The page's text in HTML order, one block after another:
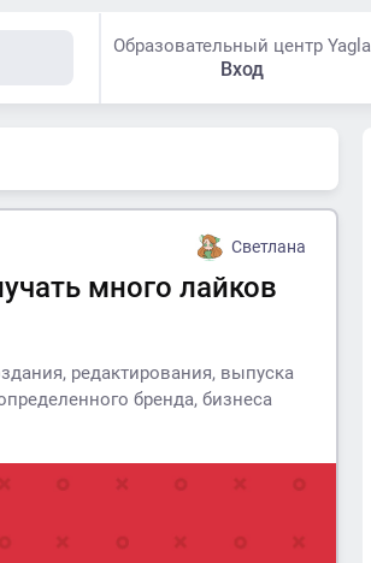
Образовательный центр Yagla
Вход
Светлана
много лайков
редактирования, выпуска
бренда, бизнеса